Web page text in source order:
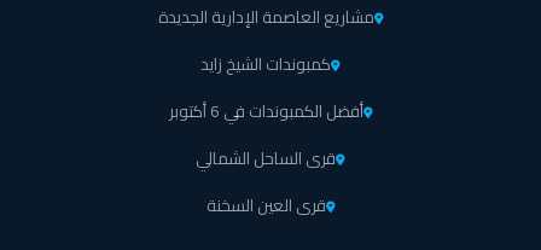
مشاريع العاصمة الإدارية الجديدة
كمبوندات الشيخ زايد
أفضل الكمبوندات في 6 أكتوبر
قرى الساحل الشمالي
قرى العين السخنة